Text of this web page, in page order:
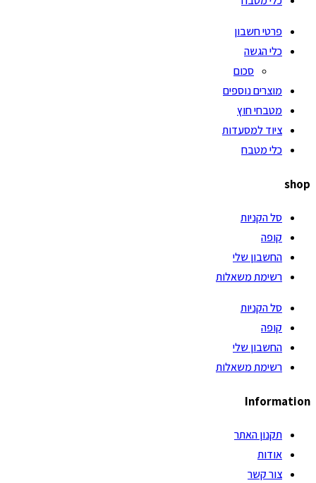
פרטי חשבון
כלי הגשה
סכום
מוצרים נוספים
מטבחי חוץ
ציוד למסעדות
כלי מטבח
shop
סל הקניות
קופה
החשבון שלי
רשימת משאלות
סל הקניות
קופה
החשבון שלי
רשימת משאלות
Information
תקנון האתר
אודות
צור קשר